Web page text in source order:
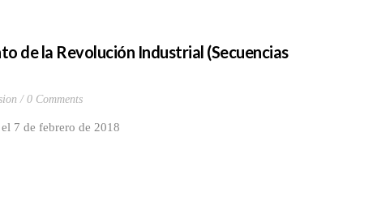
de la Revolución Industrial (Secuencias
0 Comments
7 de febrero de 2018